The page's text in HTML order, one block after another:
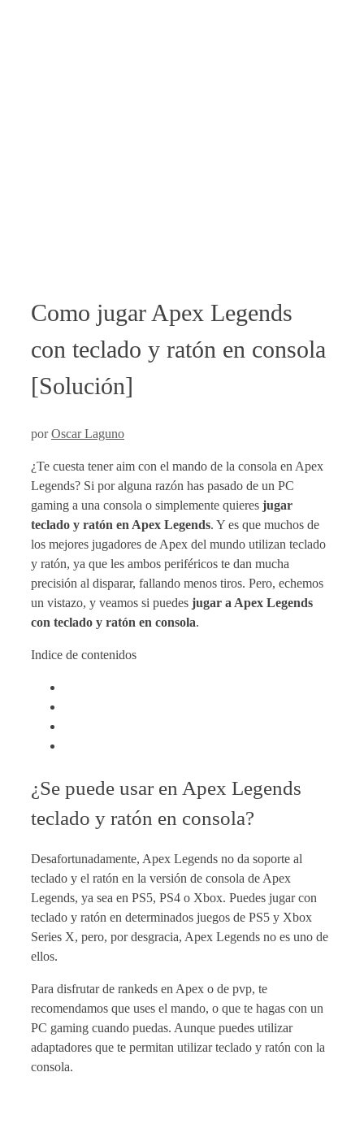
Como jugar Apex Legends
con teclado y ratón en consola
[Solución]
porOscar Laguno
¿Te cuesta tener aim con el mando de la consola en Apex
Legends? Si por alguna razón has pasado de un PC
gaming a una consola o simplemente quieres jugar
teclado y ratón en Apex Legends. Y es que muchos de
los mejores jugadores de Apex del mundo utilizan teclado
y ratón, ya que les ambos periféricos te dan mucha
precisión al disparar, fallando menos tiros. Pero, echemos
un vistazo, y veamos si puedes jugar a Apex Legends
con teclado y ratón en consola.
Indice de contenidos
¿Se puede usar en Apex Legends
teclado y ratón en consola?
Desafortunadamente, Apex Legends no da soporte al
teclado y el ratón en la versión de consola de Apex
Legends, ya sea en PS5, PS4 o Xbox. Puedes jugar con
teclado y ratón en determinados juegos de PS5 y Xbox
Series X, pero, por desgracia, Apex Legends no es uno de
ellos.
Para disfrutar de rankeds en Apex o de pvp, te
recomendamos que uses el mando, o que te hagas con un
PC gaming cuando puedas. Aunque puedes utilizar
adaptadores que te permitan utilizar teclado y ratón con la
consola.